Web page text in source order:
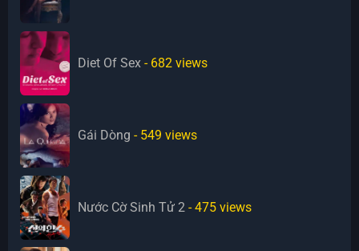
Diet Of Sex - 682 views
Gái Dòng - 549 views
Nước Cờ Sinh Tử 2 - 475 views